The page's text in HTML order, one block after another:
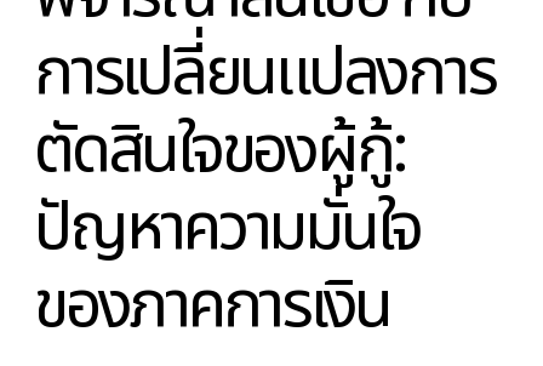
ระยะเวลาการ
พิจารณาสินเชื่อ กับ
การเปลี่ยนแปลงกา